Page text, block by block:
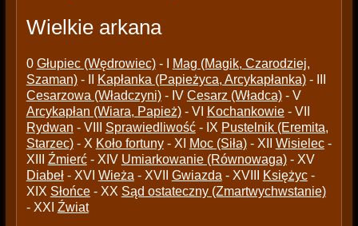
Wielkie arkana
0 Głupiec (Wędrowiec)- I
Mag (Magik, Czarodziej,
Szaman)- II Kapłanka (Papieżyca, Arcykapłanka)- III
Cesarzowa (Władczyni)- IV Cesarz (Władca)- V
Arcykapłan (Wiara, Papież)- VI Kochankowie- VII
Rydwan - VIII Sprawiedliwość- IX Pustelnik (Eremita,
Starzec)- X Koło fortuny- XI Moc (Siła)- XII Wisielec-
XIII Źmierć- XIV Umiarkowanie (Równowaga)- XV
Diabeł- XVI Wieża - XVII Gwiazda - XVIII Księżyc-
XIX Słońce- XX Sąd ostateczny (Zmartwychwstanie)
- XXI Źwiat